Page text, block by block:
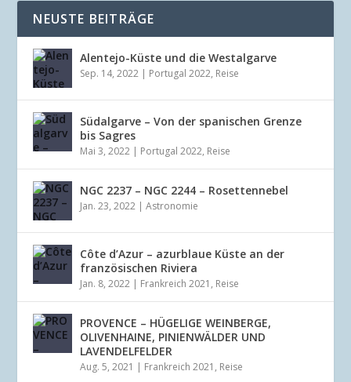
NEUSTE BEITRÄGE
Alentejo-Küste und die Westalgarve
Sep. 14, 2022 | Portugal 2022, Reise
Südalgarve – Von der spanischen Grenze
bis Sagres
Mai 3, 2022 | Portugal 2022, Reise
NGC 2237 – NGC 2244 – Rosettennebel
Jan. 23, 2022 |Astronomie
Côte d’Azur – azurblaue Küste an der
französischen Riviera
Jan. 8, 2022 | Frankreich 2021 , Reise
PROVENCE – HÜGELIGE WEINBERGE,
OLIVENHAINE, PINIENWÄLDER UND
LAVENDELFELDER
Aug. 5, 2021 | Frankreich 2021 , Reise